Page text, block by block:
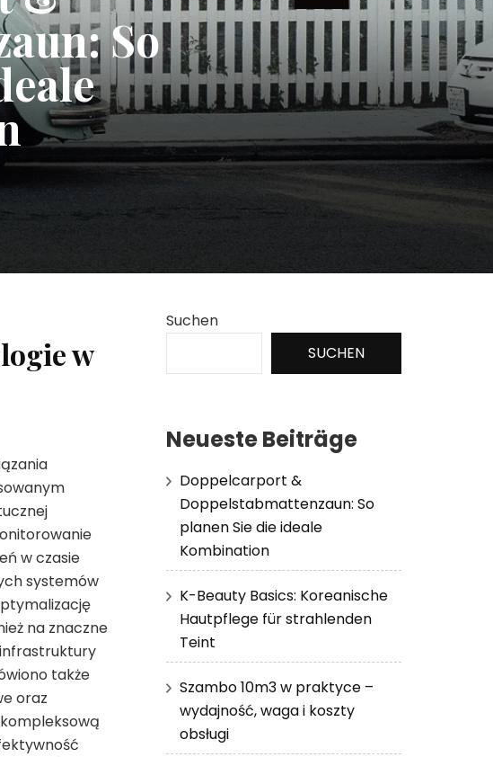
w
w czasie
systemów
na znaczne
także
oraz
Suchen
SUCHEN
Neueste Beiträge
Doppelcarport &
Doppelstabmattenzaun: So
planen Sie die ideale
Kombination
K-Beauty Basics: Koreanische
Hautpflege für strahlenden
Teint
Szambo 10m3 w praktyce –
wydajność, waga i koszty
obsługi